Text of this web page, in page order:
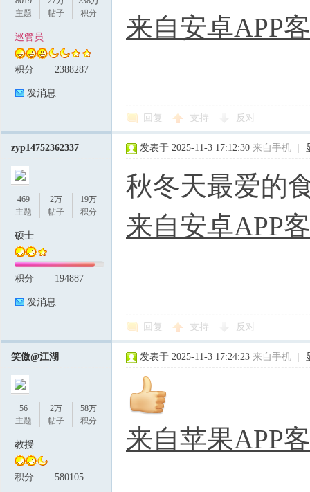
主题
帖子
积分
巡管员
积分 2388287
发消息
来自安卓APP
回复 支持 反对
zyp14752362337
469
主题
2万
帖子
19万
积分
硕士
积分 194887
发消息
发表于 2025-11-3 17:12:30 来自手机
秋冬天最爱的
来自安卓APP
回复 支持 反对
笑傲@江湖
56
主题
2万
帖子
58万
积分
教授
积分 580105
发表于 2025-11-3 17:24:23 来自手机
来自苹果APP